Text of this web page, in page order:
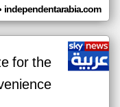
independentarabia.com
for the